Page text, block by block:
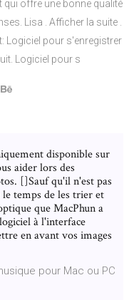
qui offre une bonne qualité
Lisa . Afficher la suite .
Logiciel pour s'enregistrer
Logiciel pour s
disponible sur
aider lors des
[]Sauf qu'il n'est pas
temps de les trier et
que MacPhun a
à l'interface
en avant vos images
pour Mac ou PC